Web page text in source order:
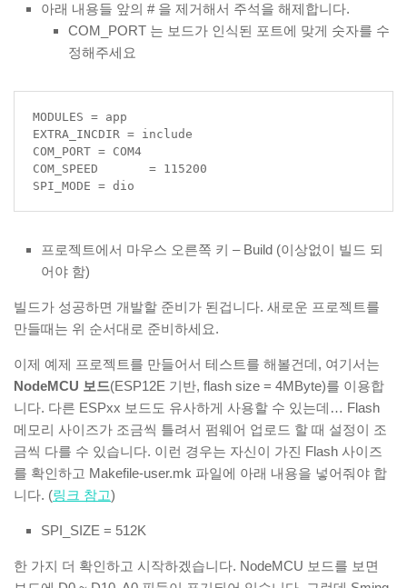
아래 내용들 앞의 # 을 제거해서 주석을 해제합니다.
COM_PORT 는 보드가 인식된 포트에 맞게 숫자를 수
정해주세요
MODULES = app
EXTRA_INCDIR = include
COM_PORT = COM4
COM_SPEED	= 115200
SPI_MODE = dio
프로젝트에서 마우스 오른쪽 키 – Build (이상없이 빌드 되
어야 함)
빌드가 성공하면 개발할 준비가 된겁니다. 새로운 프로젝트를
만들때는 위 순서대로 준비하세요.
이제 예제 프로젝트를 만들어서 테스트를 해볼건데, 여기서는
NodeMCU 보드(ESP12E 기반, flash size = 4MByte)를 이용합
니다. 다른 ESPxx 보드도 유사하게 사용할 수 있는데… Flash
메모리 사이즈가 조금씩 틀려서 펌웨어 업로드 할 때 설정이 조
금씩 다를 수 있습니다. 이런 경우는 자신이 가진 Flash 사이즈
를 확인하고 Makefile-user.mk 파일에 아래 내용을 넣어줘야 합
니다. (링크 참고)
SPI_SIZE = 512K
한 가지 더 확인하고 시작하겠습니다. NodeMCU 보드를 보면